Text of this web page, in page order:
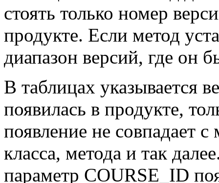
стоять только номер
продукте. Если метод
диапазон версий, где он
В таблицах указывается
появилась в продукте,
появление не совпадает
класса, метода и так
параметр COURSE_ID